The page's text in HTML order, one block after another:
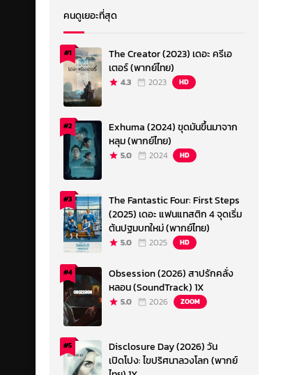
คนดูเยอะที่สุด
#1
The Creator (2023) เดอะ ครีเอ
เตอร์ (พากย์ไทย)
4.3 2023 HD
#2
Exhuma (2024) ขุดมันขึ้นมาจาก
หลุม (พากย์ไทย)
5.0 2024 HD
#3
The Fantastic Four: First Steps
(2025) เดอะ แฟนแทสติก 4 จุดเริ่ม
ต้นปฐมบทใหม่ (พากย์ไทย)
5.0 2025 HD
#4
Obsession (2026) สาปรักคลั่ง
หลอน (SoundTrack) 1X
5.0 2026 ZOOM
#5
Disclosure Day (2026) วัน
เปิดโปง: ไขปริศนาลวงโลก (พากย์